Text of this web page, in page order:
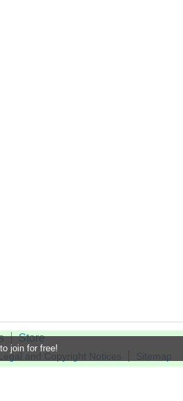
join for free!
Store
and Copyright Notices
Sitemap